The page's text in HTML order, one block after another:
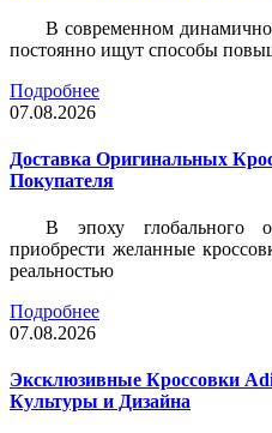
В современном
постоянно ищут способы
Подробнее
07.08.2026
Доставка Оригинальных
Покупателя
В эпоху глобального
приобрести желанные
реальностью
Подробнее
07.08.2026
Эксклюзивные Кроссовки
Культуры и Дизайна